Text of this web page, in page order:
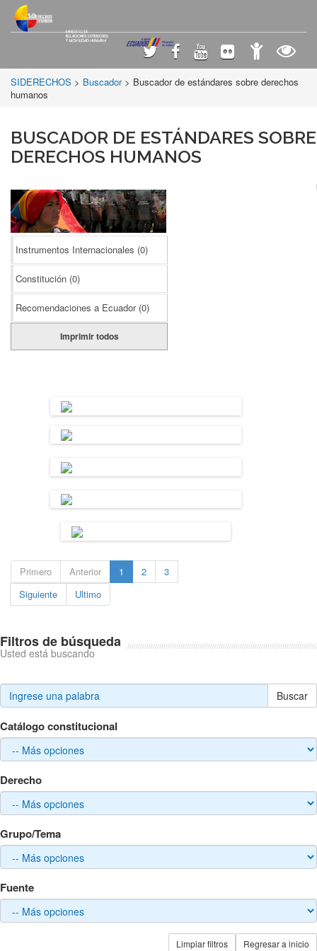
SIDERECHOS > Buscador > Buscador de estándares sobre derechos
humanos
BUSCADOR DE ESTÁNDARES SOBRE
DERECHOS HUMANOS
Instrumentos Internacionales (0)
Constitución (0)
Recomendaciones a Ecuador (0)
Imprimir todos
Primero Anterior 1 2
3
Siguiente
Ultimo
Filtros de búsqueda
Usted está buscando
Buscar
Catálogo constitucional
Derecho
Grupo/Tema
Fuente
Regresar a inicio
Limpiar filtros